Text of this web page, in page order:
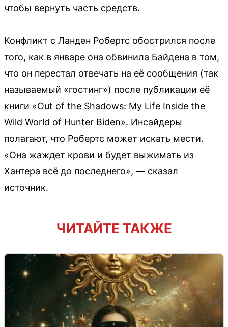
чтобы вернуть часть средств.
Конфликт с Ланден Робертс обострился после
того, как в январе она обвинила Байдена в том,
что он перестал отвечать на её сообщения (так
называемый «гостинг») после публикации её
книги «Out of the Shadows: My Life Inside the
Wild World of Hunter Biden». Инсайдеры
полагают, что Робертс может искать мести.
«Она жаждет крови и будет выжимать из
Хантера всё до последнего», — сказал
источник.
ЧИТАЙТЕ ТАКЖЕ